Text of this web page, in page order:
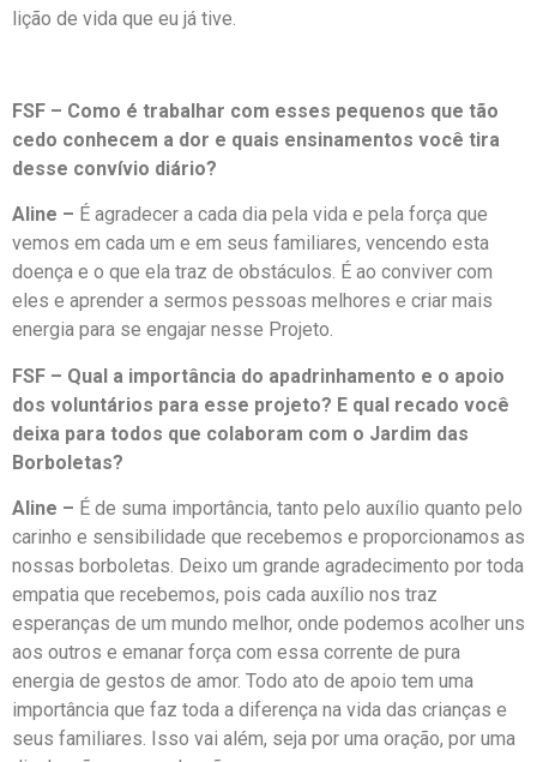
lição de vida que eu já tive.
FSF – Como é trabalhar com esses pequenos que tão
cedo conhecem a dor e quais ensinamentos você tira
desse convívio diário?
Aline – É agradecer a cada dia pela vida e pela força que
vemos em cada um e em seus familiares, vencendo esta
doença e o que ela traz de obstáculos. É ao conviver com
eles e aprender a sermos pessoas melhores e criar mais
energia para se engajar nesse Projeto.
FSF – Qual a importância do apadrinhamento e o apoio
dos voluntários para esse projeto? E qual recado você
deixa para todos que colaboram com o Jardim das
Borboletas?
Aline – É de suma importância, tanto pelo auxílio quanto pelo
carinho e sensibilidade que recebemos e proporcionamos as
nossas borboletas. Deixo um grande agradecimento por toda
empatia que recebemos, pois cada auxílio nos traz
esperanças de um mundo melhor, onde podemos acolher uns
aos outros e emanar força com essa corrente de pura
energia de gestos de amor. Todo ato de apoio tem uma
importância que faz toda a diferença na vida das crianças e
seus familiares. Isso vai além, seja por uma oração, por uma